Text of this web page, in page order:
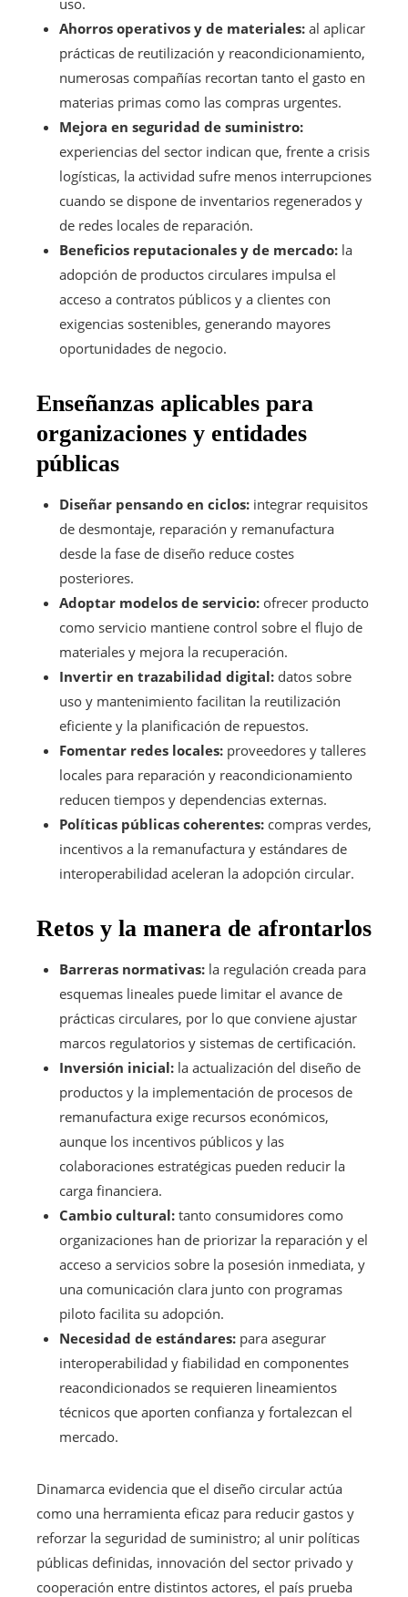
Ahorros operativos y de materiales: al aplicar
prácticas de reutilización y reacondicionamiento,
numerosas compañías recortan tanto el gasto en
materias primas como las compras urgentes.
Mejora en seguridad de suministro:
experiencias del sector indican que, frente a crisis
logísticas, la actividad sufre menos interrupciones
cuando se dispone de inventarios regenerados y
de redes locales de reparación.
Beneficios reputacionales y de mercado: la
adopción de productos circulares impulsa el
acceso a contratos públicos y a clientes con
exigencias sostenibles, generando mayores
oportunidades de negocio.
Enseñanzas aplicables para
organizaciones y entidades
públicas
Diseñar pensando en ciclos: integrar requisitos
de desmontaje, reparación y remanufactura
desde la fase de diseño reduce costes
posteriores.
Adoptar modelos de servicio: ofrecer producto
como servicio mantiene control sobre el flujo de
materiales y mejora la recuperación.
Invertir en trazabilidad digital: datos sobre
uso y mantenimiento facilitan la reutilización
eficiente y la planificación de repuestos.
Fomentar redes locales: proveedores y talleres
locales para reparación y reacondicionamiento
reducen tiempos y dependencias externas.
Políticas públicas coherentes: compras verdes,
incentivos a la remanufactura y estándares de
interoperabilidad aceleran la adopción circular.
Retos y la manera de afrontarlos
Barreras normativas: la regulación creada para
esquemas lineales puede limitar el avance de
prácticas circulares, por lo que conviene ajustar
marcos regulatorios y sistemas de certificación.
Inversión inicial: la actualización del diseño de
productos y la implementación de procesos de
remanufactura exige recursos económicos,
aunque los incentivos públicos y las
colaboraciones estratégicas pueden reducir la
carga financiera.
Cambio cultural: tanto consumidores como
organizaciones han de priorizar la reparación y el
acceso a servicios sobre la posesión inmediata, y
una comunicación clara junto con programas
piloto facilita su adopción.
Necesidad de estándares: para asegurar
interoperabilidad y fiabilidad en componentes
reacondicionados se requieren lineamientos
técnicos que aporten confianza y fortalezcan el
mercado.
Dinamarca evidencia que el diseño circular actúa
como una herramienta eficaz para reducir gastos y
reforzar la seguridad de suministro; al unir políticas
públicas definidas, innovación del sector privado y
cooperación entre distintos actores, el país prueba